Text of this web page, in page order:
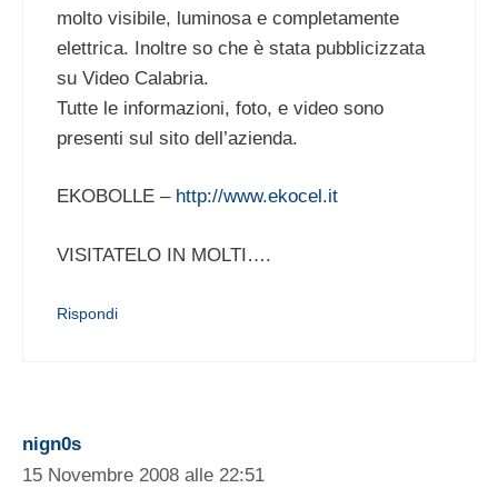
molto visibile, luminosa e completamente
elettrica. Inoltre so che è stata pubblicizzata
su Video Calabria.
Tutte le informazioni, foto, e video sono
presenti sul sito dell’azienda.
EKOBOLLE – http://www.ekocel.it
VISITATELO IN MOLTI….
Rispondi
nign0s
15 Novembre 2008 alle 22:51